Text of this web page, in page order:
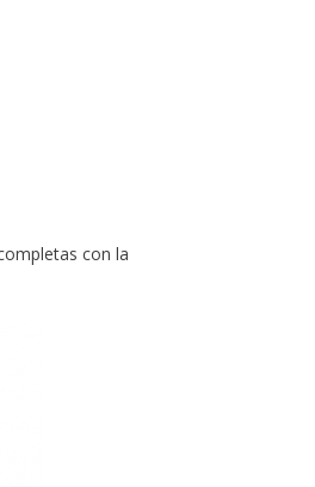
con la